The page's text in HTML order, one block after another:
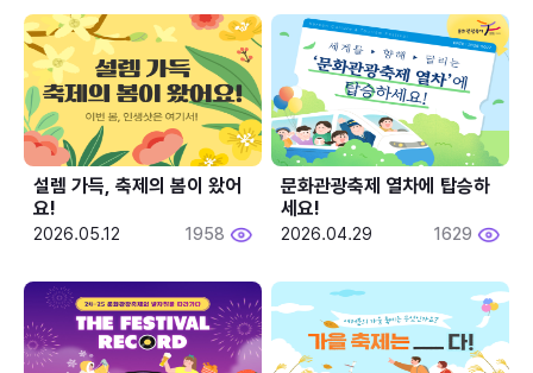
설렘 가득, 축제의 봄이 왔어
요!
2026.05.12 1958
문화관광축제 열차에 탑승하
세요!
2026.04.29 1629